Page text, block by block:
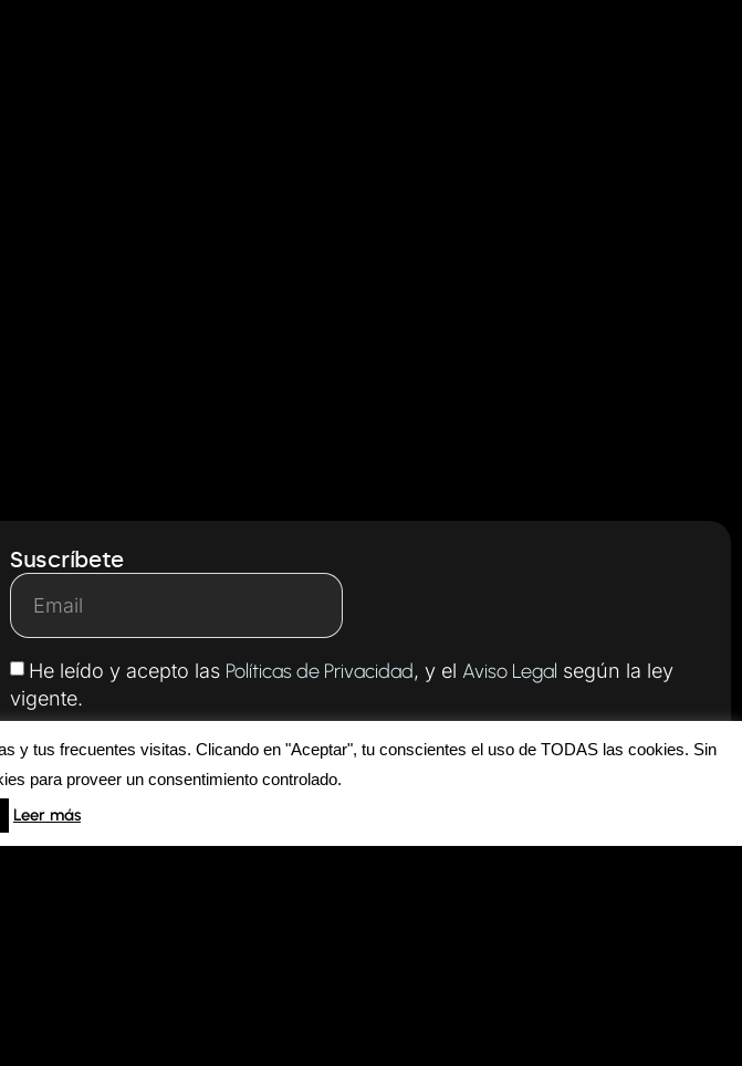
Suscríbete
He leído y acepto las Políticas de Privacidad, y el Aviso Legal según la ley
vigente.
Suscríbeme
y tus frecuentes visitas. Clicando en "Aceptar", tu conscientes el uso de TODAS las cookies. Sin
para proveer un consentimiento controlado.
Leer más